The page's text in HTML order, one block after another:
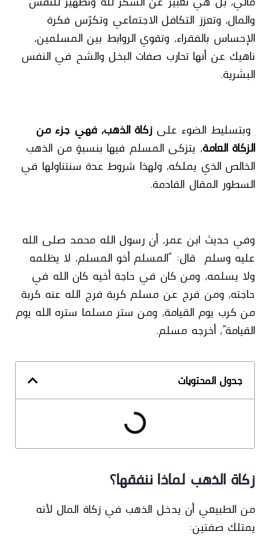
والمال، وتعزز التكافل الاجتماعي وتكرّس فكرة
الإحساس بالفقراء، وتقوي الروابط بين المسلمين،
ناهيك عن أنها تحارب صفات البخل والشح في النفس
البشرية.
وبتسليط الضوء علىزكاة الذهب، فهي جزء من
الزكاة العامة، يتزكى المسلم فيها بنسبةٍ من الذهب
الخالص الذي يملكه، ولهذا شروط عدة سنتناولها في
السطور المقال القادمة.
وفي حديث ابن عمر، أن رسول الله محمد صلى الله
عليه وسلم قال: “المسلم أخو المسلم، لا يظلمه
ولا يسلمه، ومن كان في حاجة أخيه كان الله في
حاجته، ومن فرج عن مسلم كربة فرج الله عنه كربة
من كرب يوم القيامة، ومن ستر مسلما ستره الله يوم
القيامة”، أخرجه مسلم.
جدول المحتويات
زكاة الذهب لماذا ننفقها؟
من الطبيعي أن يدخل الذهب في زكاة المال لأنه
يمتلك صفتين: